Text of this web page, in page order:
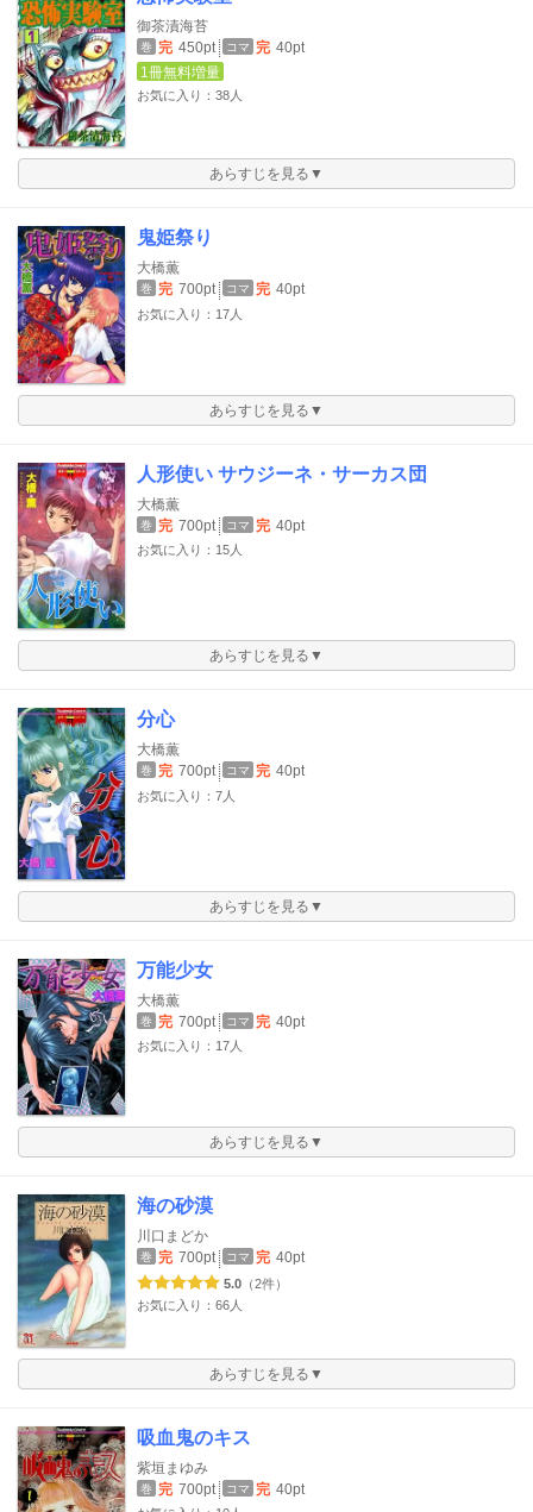
御茶漬海苔
巻 完 450pt コマ 完 40pt
1冊無料増量
お気に入り：38人
あらすじを見る▼
鬼姫祭り
大橋薫
巻 完 700pt コマ 完 40pt
お気に入り：17人
あらすじを見る▼
人形使い サウジーネ・サーカス団
大橋薫
巻 完 700pt コマ 完 40pt
お気に入り：15人
あらすじを見る▼
分心
大橋薫
巻 完 700pt コマ 完 40pt
お気に入り：7人
あらすじを見る▼
万能少女
大橋薫
巻 完 700pt コマ 完 40pt
お気に入り：17人
あらすじを見る▼
海の砂漠
川口まどか
巻 完 700pt コマ 完 40pt
5.0 （2件）
お気に入り：66人
あらすじを見る▼
吸血鬼のキス
紫垣まゆみ
巻 完 700pt コマ 完 40pt